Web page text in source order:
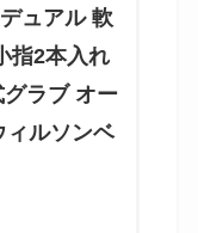
ュアル 軟
指2本入れ
ラブ オー
ィルソンベ